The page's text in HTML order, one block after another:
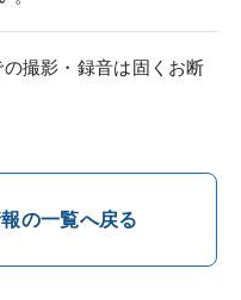
撮影・録音は固くお断
の一覧へ戻る